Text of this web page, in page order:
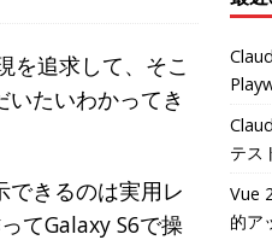
を追求して、そこ
たいわかってき
できるのは実用レ
てGalaxy S6で操
テス
Vue
的ア